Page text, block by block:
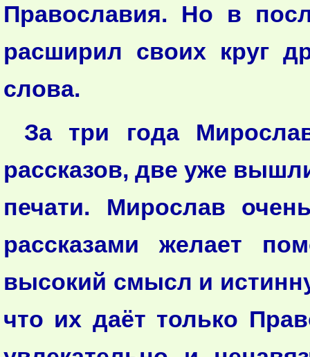
Православия. Но в
расширил своих круг
слова.
За три года
рассказов, две уже
печати. Мирослав
рассказами желает
высокий смысл и
что их даёт только